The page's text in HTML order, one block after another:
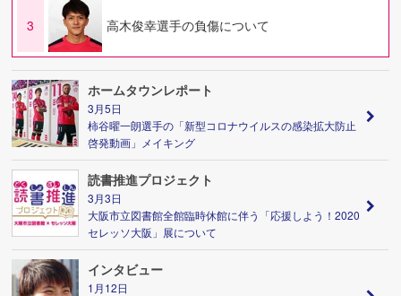
3 高木俊幸選手の負傷について
ホームタウンレポート
3月5日
柿谷曜一朗選手の「新型コロナウイルスの感染拡大防止
啓発動画」メイキング
読書推進プロジェクト
3月3日
大阪市立図書館全館臨時休館に伴う「応援しよう！2020
セレッソ大阪」展について
インタビュー
1月12日